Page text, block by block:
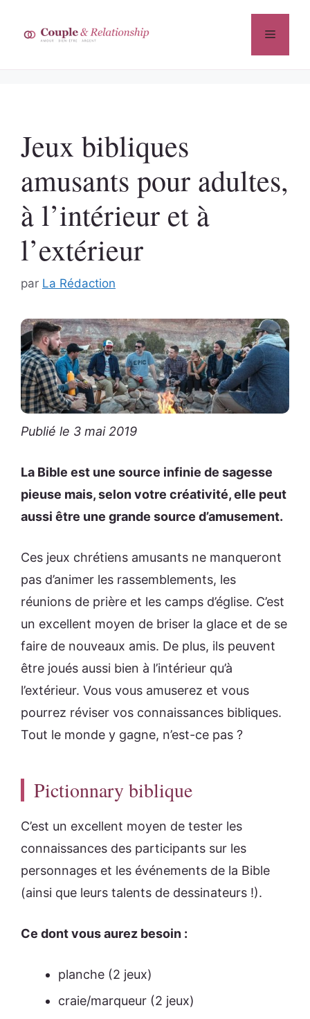
contenu
Menu
Jeux bibliques
amusants pour adultes,
à l’intérieur et à
l’extérieur
par La Rédaction
Publié le 3 mai 2019
La Bible est une source infinie de sagesse
pieuse mais, selon votre créativité, elle peut
aussi être une grande source d’amusement.
Ces jeux chrétiens amusants ne manqueront
pas d’animer les rassemblements, les
réunions de prière et les camps d’église. C’est
un excellent moyen de briser la glace et de se
faire de nouveaux amis. De plus, ils peuvent
être joués aussi bien à l’intérieur qu’à
l’extérieur. Vous vous amuserez et vous
pourrez réviser vos connaissances bibliques.
Tout le monde y gagne, n’est-ce pas ?
Pictionnary biblique
C’est un excellent moyen de tester les
connaissances des participants sur les
personnages et les événements de la Bible
(ainsi que leurs talents de dessinateurs !).
Ce dont vous aurez besoin :
planche (2 jeux)
craie/marqueur (2 jeux)